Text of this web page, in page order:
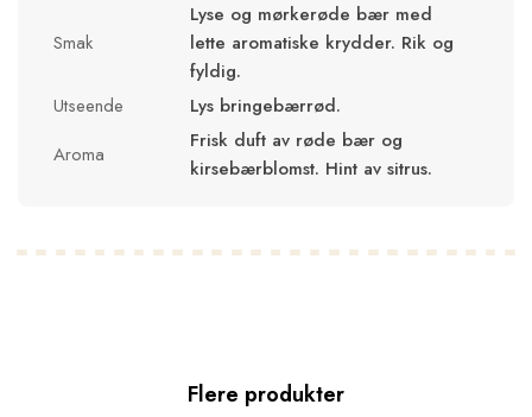
Smak
Lyse og mørkerøde bær med
lette aromatiske krydder. Rik og
fyldig.
Utseende
Lys bringebærrød.
Aroma
Frisk duft av røde bær og
kirsebærblomst. Hint av sitrus.
Flere produkter